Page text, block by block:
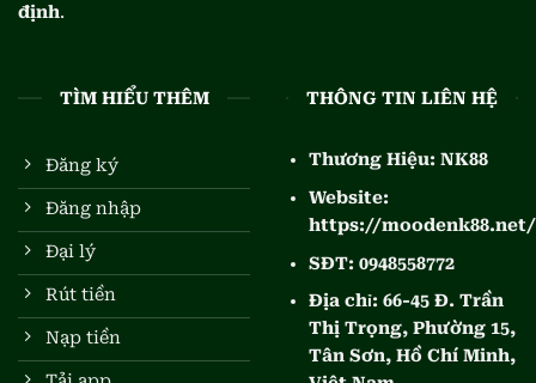
định.
TÌM HIỂU THÊM
Đăng ký
Đăng nhập
Đại lý
Rút tiền
Nạp tiền
THÔNG TIN LIÊN HỆ
Thương Hiệu: NK88
Website:
https://moodenk88.net/
SĐT: 0948558772
Địa chỉ: 66-45 Đ. Trần
Thị Trọng, Phường 15,
Tân Sơn, Hồ Chí Minh,